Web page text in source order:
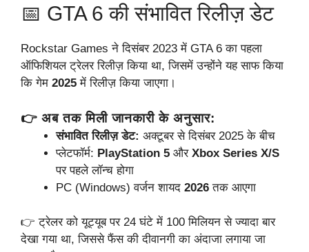
📅 GTA 6 की संभावित रिलीज़ डेट
Rockstar Games ने दिसंबर 2023 में GTA 6 का पहला
ऑफिशियल ट्रेलर रिलीज़ किया था, जिसमें उन्होंने यह साफ किया
कि गेम 2025 में रिलीज़ किया जाएगा।
👉 अब तक मिली जानकारी के अनुसार:
संभावित रिलीज़ डेट: अक्टूबर से दिसंबर 2025 के बीच
प्लेटफॉर्म: PlayStation 5 और Xbox Series X/S
पर पहले लॉन्च होगा
PC (Windows) वर्जन शायद 2026 तक आएगा
👉 ट्रेलर को यूट्यूब पर 24 घंटे में 100 मिलियन से ज्यादा बार
देखा गया था, जिससे फैंस की दीवानगी का अंदाजा लगाया जा